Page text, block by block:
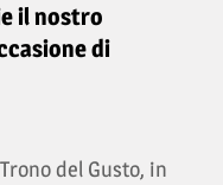
il nostro
di
del Gusto, in